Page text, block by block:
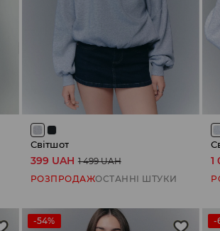
Світшот
399 UAH 1 499 UAH
РОЗПРОДАЖОСТАННІ ШТУКИ
1
-54% -